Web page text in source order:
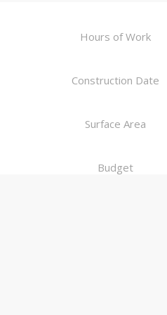
Hours of Work
Construction Date
Surface Area
Budget